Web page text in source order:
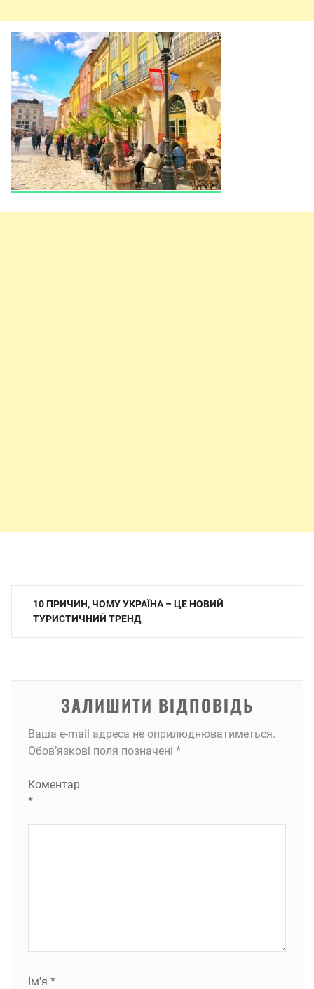
Навігація
записів
10 ПРИЧИН, ЧОМУ УКРАЇНА – ЦЕ НОВИЙ
ТУРИСТИЧНИЙ ТРЕНД
ЗАЛИШИТИ ВІДПОВІДЬ
Ваша e-mail адреса не оприлюднюватиметься.
Обов’язкові поля позначені *
Коментар
*
Ім'я *